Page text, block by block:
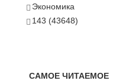
Экономика
143 (43648)
САМОЕ ЧИТАЕМОЕ